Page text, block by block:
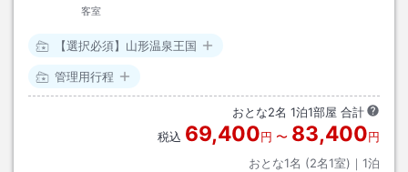
客室
【選択必須】山形温泉王国
管理用行程
おとな2名 1泊1部屋 合計
税込 69,400円 〜 83,400円
おとな1名 (2名1室)｜ 1泊